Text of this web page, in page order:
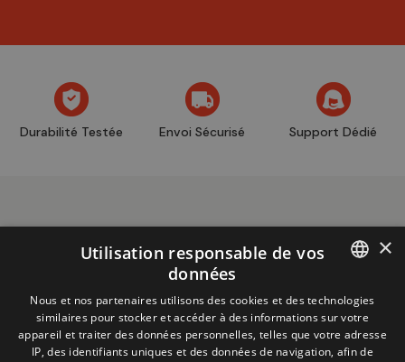
Durabilité Testée Envoi Sécurisé Support Dédié
boutique
+32 (0)2 704 93 20
store@adventech.be
Mercuriusstraat 24 - 1930 Zaventem
FRENCH
×
Utilisation responsable de vos
données
Nous et nos partenaires utilisons des cookies et des technologies
similaires pour stocker et accéder à des informations sur votre
appareil et traiter des données personnelles, telles que votre adresse
IP, des identifiants uniques et des données de navigation, afin de